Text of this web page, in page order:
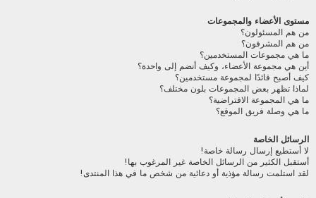
مستوى الأعضاء والمجموعات
من هم المسئولون؟
من هم المشرفون؟
ما هي مجموعات المستخدمين؟
أين هي مجموعة الأعضاء، وكيف أنضم إلى واحدة؟
كيف أصبح قائدًا لمجموعة مستخدمين؟
لماذا تظهر بعض المجموعات بلون مختلف؟
ما هي المجموعة الافتراضية؟
ما هي وصلة فريق الموقع؟
الرسائل الخاصة
لا أستطيع إرسال رسالة خاصة!
أستقبل الكثير من الرسائل الخاصة غير المرغوب بها!
لقد استلمت رسالة مؤذية أو دعائية من شخص ما في هذا المنتدى!